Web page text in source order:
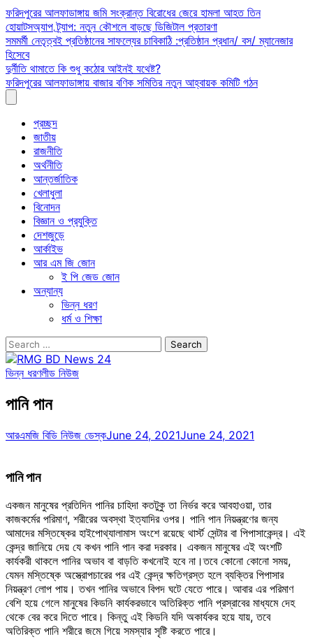
Skip
to
content
ফরিদপুরের আলফাডাঙ্গায় জমি সংক্রান্ত বিরোধের জেরে হামলা আহত তিন
হোয়াটসঅ্যাপ ট্র্যাপ: নতুন কৌশলে বাড়ছে ডিজিটাল প্রতারণা
সমমর্মী নেতৃত্বই প্রতিষ্ঠানের সাফল্যের চাবিকাঠি :প্রতিষ্ঠান প্রধান/ বস/ ম্যানেজার
হিসেবে
দুর্নীতি থামাতে কি শুধু কঠোর আইনই যথেষ্ট?
ফরিদপুরের আলফাডাঙ্গায় বাজার বণিক সমিতির নতুন আহ্বায়ক কমিটি গঠন
প্রচ্ছদ
জাতীয়
রাজনীতি
অর্থনীতি
আন্তর্জাতিক
খেলাধুলা
বিনোদন
বিজ্ঞান ও প্রযুক্তি
দেশজুড়ে
আর্কাইভ
আর এম জি জোন
ই পি জেড জোন
অন্যান্য
ভিন্ন ধরণ
ধর্ম ও শিক্ষা
Search
for:
ভিন্ন ধরণলীড নিউজ
পানি পান
আরএমজি বিডি নিউজ ডেস্কJune 24, 2021June 24, 2021
পানি পান
একজন মানুষের প্রতিদিন পানির চাহিদা কতটুকু তা নির্ভর করে আবহাওয়া, তার
কাজকর্মের পরিমাণ, শরীরের অবস্থা ইত্যাদির ওপর। পানি পান নিয়ন্ত্রণের জন্য
আমাদের মস্তিষ্কের হাইপোথ্যালামাস অংশে রয়েছে থার্স্ট সেন্টার বা পিপাসাকেন্দ্র। এই
কেন্দ্র জানিয়ে দেয় যে কখন পানি পান করা দরকার। একজন মানুষের এই অংশটি
কার্যকরী থাকলে পানির অভাব বা বাড়তি কখনোই হবে না।তবে কোনো কোনো সময়,
যেমন মস্তিষ্কে অস্ত্রোপচারের পর এই কেন্দ্র ক্ষতিগ্রস্ত হলে ব্যক্তির পিপাসার
নিয়ন্ত্রণ লোপ পায়। তখন পানির অভাবে বিপদ ঘটে যেতে পারে। আবার এর পরিমাণ
বেশি হয়ে গেলে মানুষের কিডনি কার্যকরভাবে অতিরিক্ত পানি প্রস্রাবের মাধ্যমে দেহ
থেকে বের করে দিতে পারে। কিন্তু এই কিডনি যদি অকার্যকর হয়ে যায়, তবে
অতিরিক্ত পানি শরীরে জমে গিয়ে সমস্যার সৃষ্টি করতে পারে।